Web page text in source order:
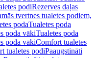
podiRezerves daļas
tvertnes tualetes podiem,
podaTualetes poda
poda vākiTualetes poda
poda vākiComfort tualetes
tualetes podiPaaugstināti